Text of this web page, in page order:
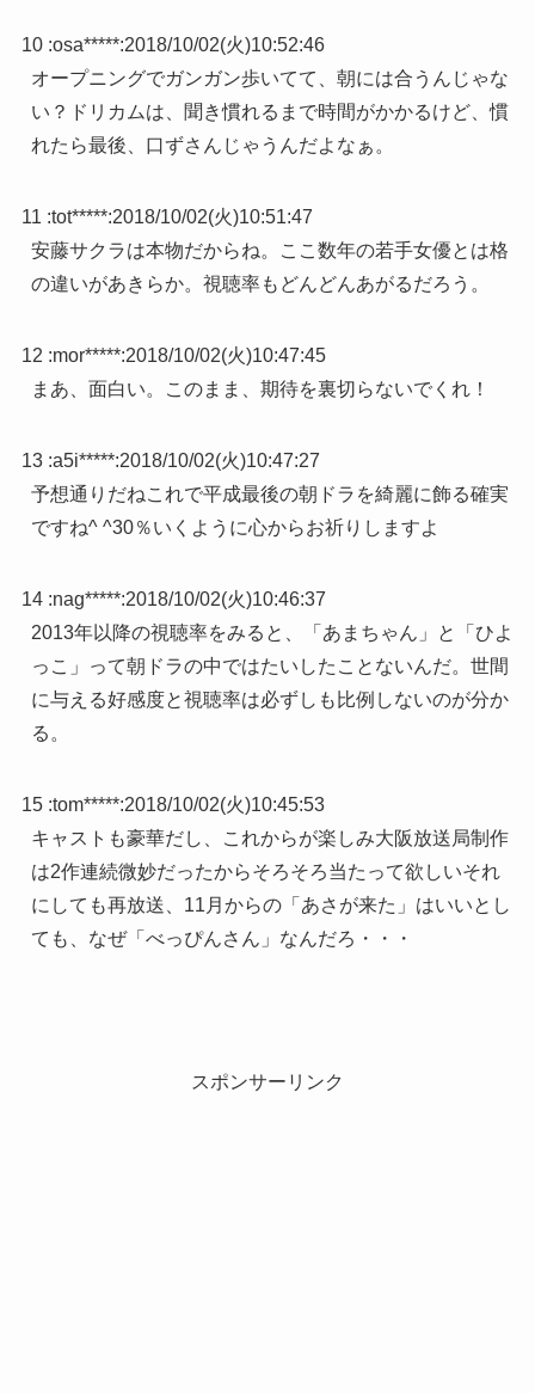
10 :osa*****:2018/10/02(火)10:52:46
オープニングでガンガン歩いてて、朝には合うんじゃな
い？ドリカムは、聞き慣れるまで時間がかかるけど、慣
れたら最後、口ずさんじゃうんだよなぁ。
11 :tot*****:2018/10/02(火)10:51:47
安藤サクラは本物だからね。ここ数年の若手女優とは格
の違いがあきらか。視聴率もどんどんあがるだろう。
12 :mor*****:2018/10/02(火)10:47:45
まあ、面白い。このまま、期待を裏切らないでくれ！
13 :a5i*****:2018/10/02(火)10:47:27
予想通りだねこれで平成最後の朝ドラを綺麗に飾る確実
ですね^ ^30％いくように心からお祈りしますよ
14 :nag*****:2018/10/02(火)10:46:37
2013年以降の視聴率をみると、「あまちゃん」と「ひよ
っこ」って朝ドラの中ではたいしたことないんだ。世間
に与える好感度と視聴率は必ずしも比例しないのが分か
る。
15 :tom*****:2018/10/02(火)10:45:53
キャストも豪華だし、これからが楽しみ大阪放送局制作
は2作連続微妙だったからそろそろ当たって欲しいそれ
にしても再放送、11月からの「あさが来た」はいいとし
ても、なぜ「べっぴんさん」なんだろ・・・
スポンサーリンク